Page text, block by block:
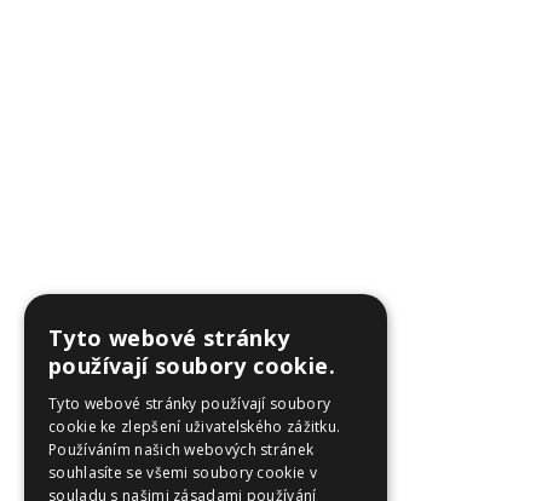
Tyto webové stránky
používají soubory cookie.
Tyto webové stránky používají soubory
cookie ke zlepšení uživatelského zážitku.
Používáním našich webových stránek
souhlasíte se všemi soubory cookie v
souladu s našimi zásadami používání